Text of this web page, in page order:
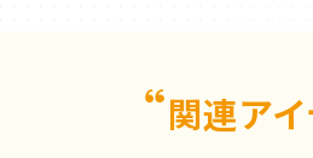
関連ア